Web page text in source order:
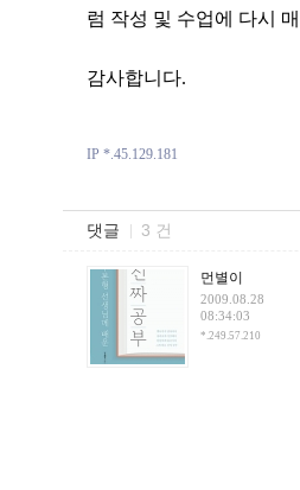
럼 작성 및 수업에 다시
감사합니다.
IP *.45.129.181
댓글 3 건
먼별이
2009.08.28
08:34:03
*.249.57.210